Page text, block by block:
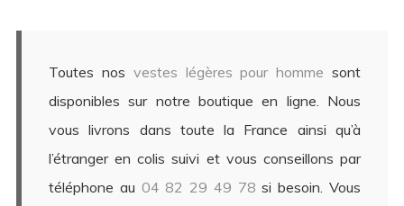
Toutes nos vestes légères pour homme sont
disponibles sur notre boutique en ligne. Nous
vous livrons dans toute la France ainsi qu’à
l’étranger en colis suivi et vous conseillons par
téléphone au 04 82 29 49 78 si besoin. Vous